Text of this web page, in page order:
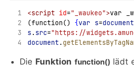
<script id="_waukeo">var
(function() {var s=document
s . src="https://
document .
Die Funktion function() lädt